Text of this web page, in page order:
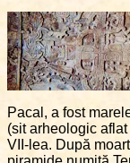
Pacal, a fost
(sit arheologic
VII-lea. După